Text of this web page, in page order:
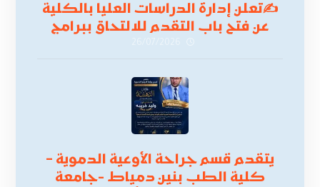
✍تعلن إدارة الدراسات العليا بالكلية
عن فتح باب التقدم للالتحاق ببرامج
أكتوبر 2026،
يتقدم قسم جراحة الأوعية الدموية –
كلية الطب بنين دمياط -جامعة